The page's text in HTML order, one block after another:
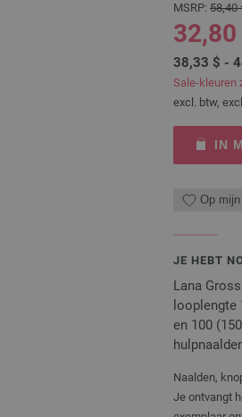
MSRP: 58,40
38,33 $ -
Sale-kleuren
excl. btw,
IN
Op
JE HEBT
Lana
looplengte
en 100
Naalden,
Je ontvangt